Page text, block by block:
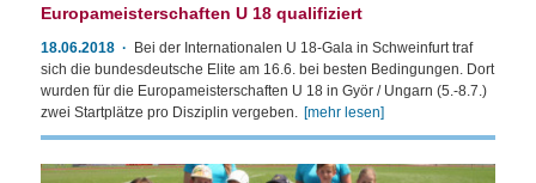
Europameisterschaften U 18 qualifiziert
18.06.2018
Bei der Internationalen U 18-Gala in Schweinfurt traf
sich die bundesdeutsche Elite am 16.6. bei besten Bedingungen. Dort
wurden für die Europameisterschaften U 18 in Györ / Ungarn (5.-8.7.)
zwei Startplätze pro Disziplin vergeben. [mehr lesen]